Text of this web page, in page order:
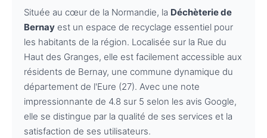
Située au cœur de la Normandie, la Déchèterie de
Bernay est un espace de recyclage essentiel pour
les habitants de la région. Localisée sur la Rue du
Haut des Granges, elle est facilement accessible aux
résidents de Bernay, une commune dynamique du
département de l'Eure (27). Avec une note
impressionnante de 4.8 sur 5 selon les avis Google,
elle se distingue par la qualité de ses services et la
satisfaction de ses utilisateurs.